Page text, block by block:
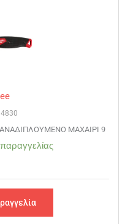
ΑΝΑΔΙΠΛΟΥΜΕΝΟ ΜΑΧΑΙΡΙ 9